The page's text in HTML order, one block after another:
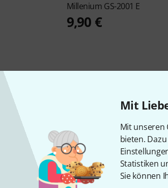
Mit
Mit unseren
bieten.
Statistiken
Sie können
Millenium GS-2001 E
9,90 €